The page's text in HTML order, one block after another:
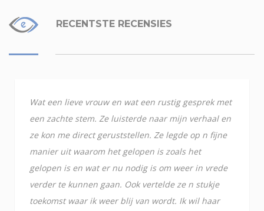
RECENTSTE RECENSIES
Wat een lieve vrouw en wat een rustig gesprek met
een zachte stem. Ze luisterde naar mijn verhaal en
ze kon me direct geruststellen. Ze legde op n fijne
manier uit waarom het gelopen is zoals het
gelopen is en wat er nu nodig is om weer in vrede
verder te kunnen gaan. Ook vertelde ze n stukje
toekomst waar ik weer blij van wordt. Ik wil haar